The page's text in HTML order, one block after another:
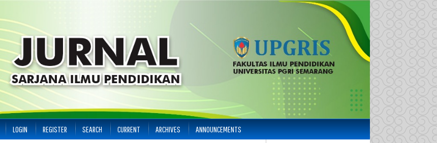
LOGIN REGISTER SEARCH CURRENT ARCHIVES ANNOUNCEMENTS